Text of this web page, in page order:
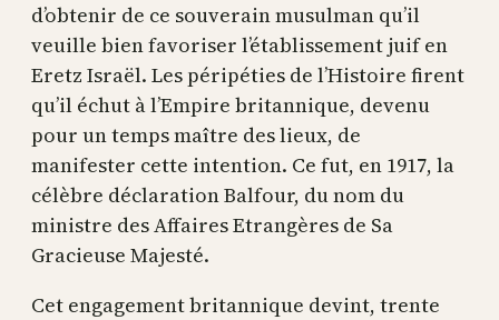
d’obtenir de ce souverain musulman qu’il
veuille bien favoriser l’établissement juif en
Eretz Israël. Les péripéties de l’Histoire firent
qu’il échut à l’Empire britannique, devenu
pour un temps maître des lieux, de
manifester cette intention. Ce fut, en 1917, la
célèbre déclaration Balfour, du nom du
ministre des Affaires Etrangères de Sa
Gracieuse Majesté.
Cet engagement britannique devint, trente